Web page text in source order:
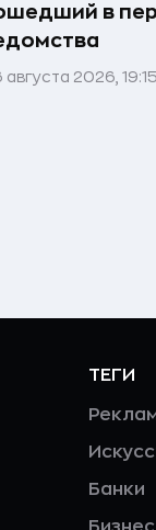
в
августа 2026, 19:15
ТЕГИ
Банки
Бизнес